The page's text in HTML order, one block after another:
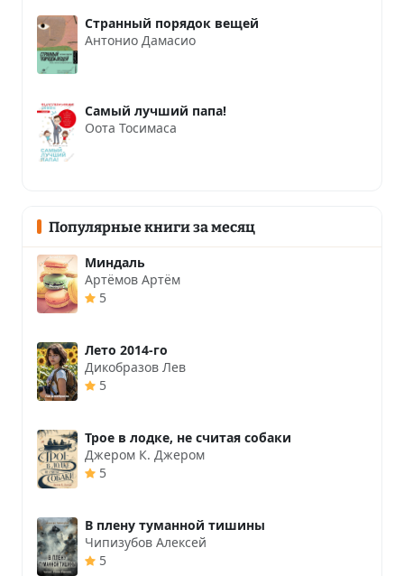
Странный порядок вещей
Антонио Дамасио
Самый лучший папа!
Оота Тосимаса
Популярные книги за месяц
Миндаль
Артёмов Артём
5
Лето 2014-го
Дикобразов Лев
5
Трое в лодке, не считая собаки
Джером К. Джером
5
В плену туманной тишины
Чипизубов Алексей
5